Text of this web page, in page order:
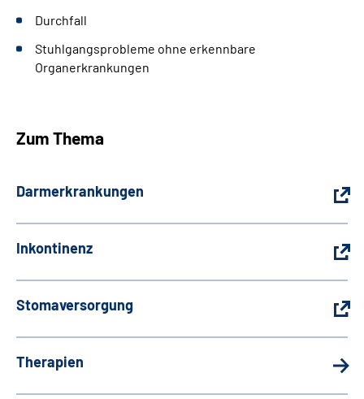
Durchfall
Stuhlgangsprobleme ohne erkennbare
Organerkrankungen
Zum Thema
Darmerkrankungen
Inkontinenz
Stomaversorgung
Therapien